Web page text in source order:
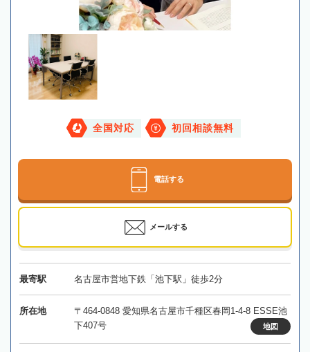
全国対応 初回相談無料
電話する
メールする
最寄駅 名古屋市営地下鉄「池下駅」徒歩2分
所在地
〒464-0848 愛知県名古屋市千種区春岡1-4-8 ESSE池
下407号
地図